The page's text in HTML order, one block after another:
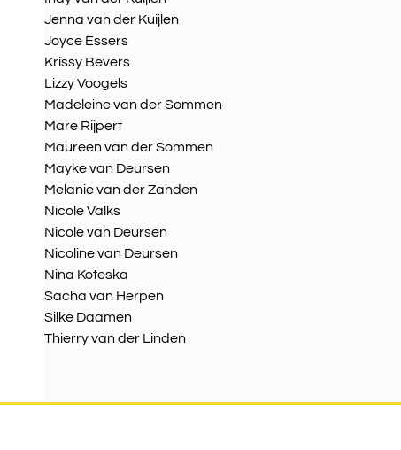
Jenna van der Kuijlen
Joyce Essers
Krissy Bevers
Lizzy Voogels
Madeleine van der Sommen
Mare Rijpert
Maureen van der Sommen
Mayke van Deursen
Melanie van der Zanden
Nicole Valks
Nicole van Deursen
Nicoline van Deursen
Nina Koteska
Sacha van Herpen
Silke Daamen
Thierry van der Linden